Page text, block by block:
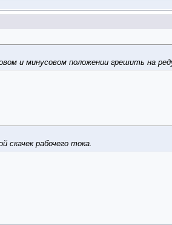
и минусовом положении грешить на
скачек рабочего тока.